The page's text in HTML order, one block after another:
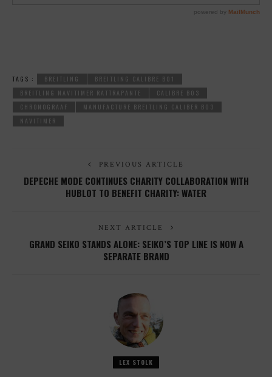
TAGS : BREITLING
BREITLING CALIBRE B01
BREITLING NAVITIMER RATTRAPANTE
CALIBRE B03
CHRONOGRAAF
MANUFACTURE BREITLING CALIBER B03
NAVITIMER
PREVIOUS ARTICLE
DEPECHE MODE CONTINUES CHARITY COLLABORATION WITH
HUBLOT TO BENEFIT CHARITY: WATER
NEXT ARTICLE
GRAND SEIKO STANDS ALONE: SEIKO’S TOP LINE IS NOW A
SEPARATE BRAND
LEX STOLK